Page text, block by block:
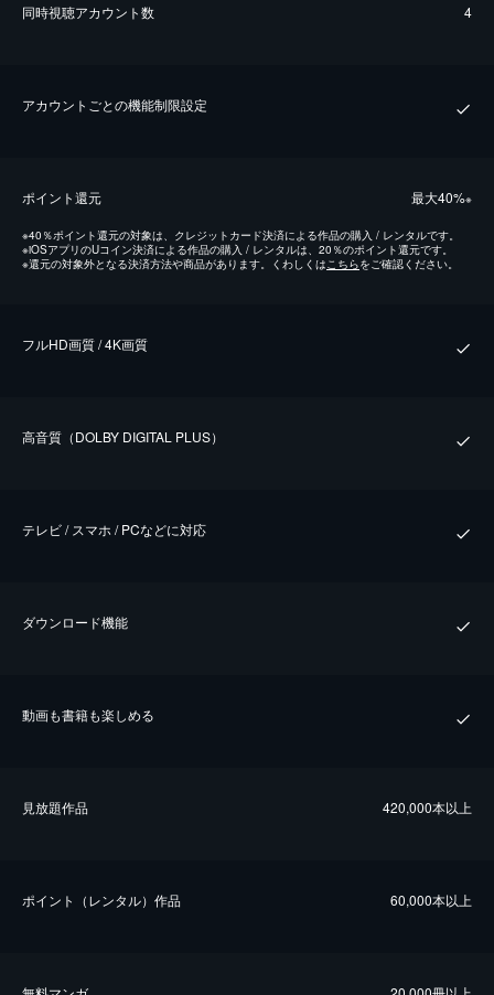
同時視聴アカウント数 4
アカウントごとの機能制限設定
ポイント還元 最⼤40%※
※40％ポイント還元の対象は、クレジットカード決済による作品の購入 / レンタルです。
※iOSアプリのUコイン決済による作品の購入 / レンタルは、20％のポイント還元です。
※還元の対象外となる決済方法や商品があります。くわしくは こちらをご確認ください。
フルHD画質 / 4K画質
⾼⾳質（DOLBY DIGITAL PLUS）
テレビ / スマホ / PCなどに対応
ダウンロード機能
動画も書籍も楽しめる
⾒放題作品 420,000本以上
ポイント（レンタル）作品 60,000本以上